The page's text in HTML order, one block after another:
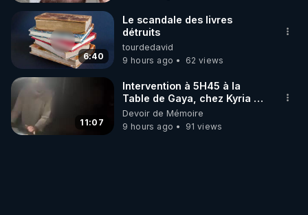
6:40
Le scandale des livres
détruits
tourdedavid
9 hours ago
62 views
11:07
Intervention à 5H45 à la
Table de Gaya, chez Kyria et
Manu. 6/08/2026 PARTAGEZ
!
Devoir de Mémoire
9 hours ago
91 views